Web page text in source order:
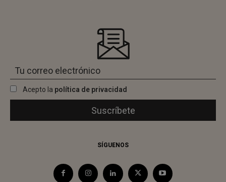
Acepto la política de privacidad
SÍGUENOS